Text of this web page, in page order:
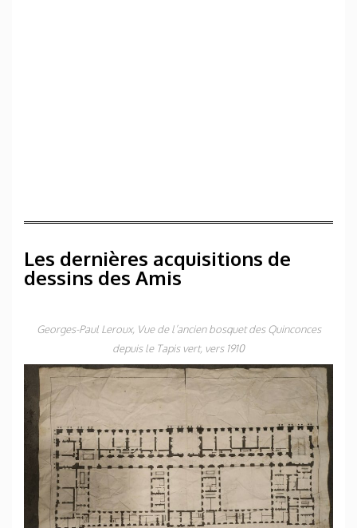
Les dernières acquisitions de
dessins des Amis
Georges-Paul Leroux, Vue de l’ancien bosquet des Quinconces
depuis le Tapis vert, vers 1910